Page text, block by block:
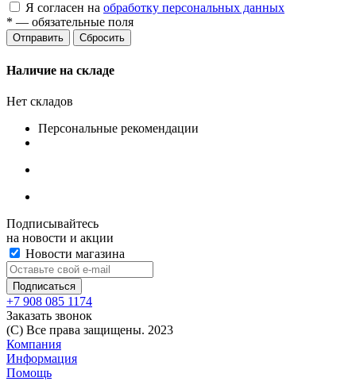
Я согласен на обработку персональных данных
* — обязательные поля
Сбросить
Наличие на складе
Нет складов
Персональные рекомендации
Подписывайтесь
на новости и акции
Новости магазина
+7 908 085 1174
Заказать звонок
(C) Все права защищены. 2023
Компания
Информация
Помощь